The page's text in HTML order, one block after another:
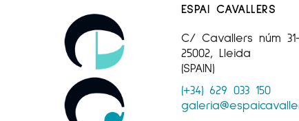
ESPAI CAVALLERS
C/ Cavallers núm
25002, Lleida
(SPAIN)
(+34) 629 033 150